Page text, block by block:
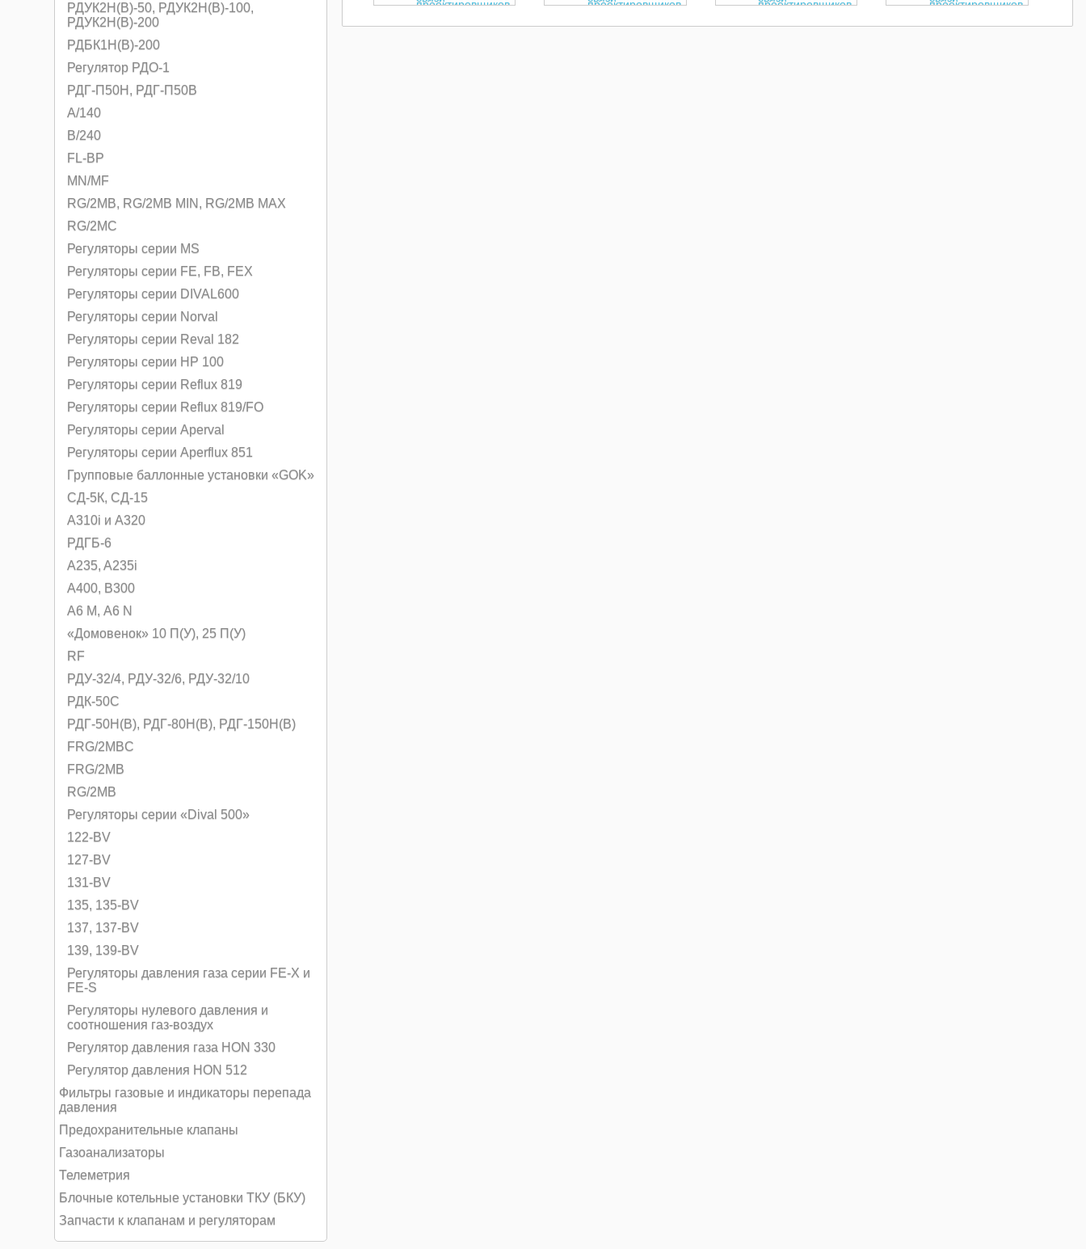
РДУК2Н(В)-50, РДУК2Н(В)-100,
РДУК2Н(В)-200
РДБК1Н(В)-200
Регулятор РДО-1
РДГ-П50Н, РДГ-П50В
A/140
B/240
FL-BP
MN/MF
RG/2MB, RG/2MB MIN, RG/2MB MAX
RG/2MC
Регуляторы серии MS
Регуляторы серии FE, FB, FEX
Регуляторы серии DIVAL600
Регуляторы серии Norval
Регуляторы серии Reval 182
Регуляторы серии HP 100
Регуляторы серии Reflux 819
Регуляторы серии Reflux 819/FO
Регуляторы серии Aperval
Регуляторы серии Aperflux 851
Групповые баллонные установки «GOK»
СД-5К, СД-15
A310i и A320
РДГБ-6
A235, A235i
A400, B300
А6 M, А6 N
«Домовенок» 10 П(У), 25 П(У)
RF
РДУ-32/4, РДУ-32/6, РДУ-32/10
РДК-50С
РДГ-50Н(В), РДГ-80Н(В), РДГ-150Н(В)
FRG/2MBC
FRG/2MB
RG/2MB
Регуляторы серии «Dival 500»
122-BV
127-BV
131-BV
135, 135-BV
137, 137-BV
139, 139-BV
Регуляторы давления газа серии FE-X и
FE-S
Регуляторы нулевого давления и
соотношения газ-воздух
Регулятор давления газа HON 330
Регулятор давления HON 512
Фильтры газовые и индикаторы перепада
давления
Предохранительные клапаны
Газоанализаторы
Телеметрия
Блочные котельные установки ТКУ (БКУ)
Запчасти к клапанам и регуляторам